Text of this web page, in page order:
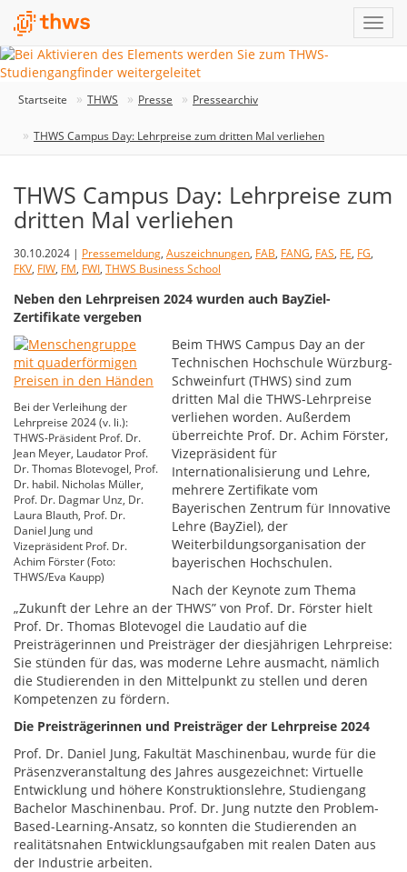
Startseite THWS Presse Pressearchiv
THWS Campus Day: Lehrpreise zum dritten Mal verliehen
THWS Campus Day: Lehrpreise zum
dritten Mal verliehen
30.10.2024 | Pressemeldung, Auszeichnungen, FAB, FANG, FAS, FE, FG,
FKV, FIW, FM, FWI, THWS Business School
Neben den Lehrpreisen 2024 wurden auch BayZiel-
Zertifikate vergeben
Bei der Verleihung der
Lehrpreise 2024 (v. li.):
THWS-Präsident Prof. Dr.
Jean Meyer, Laudator Prof.
Dr. Thomas Blotevogel, Prof.
Dr. habil. Nicholas Müller,
Prof. Dr. Dagmar Unz, Dr.
Laura Blauth, Prof. Dr.
Daniel Jung und
Vizepräsident Prof. Dr.
Achim Förster (Foto:
THWS/Eva Kaupp)
Beim THWS Campus Day an der
Technischen Hochschule Würzburg-
Schweinfurt (THWS) sind zum
dritten Mal die THWS-Lehrpreise
verliehen worden. Außerdem
überreichte Prof. Dr. Achim Förster,
Vizepräsident für
Internationalisierung und Lehre,
mehrere Zertifikate vom
Bayerischen Zentrum für Innovative
Lehre (BayZiel), der
Weiterbildungsorganisation der
bayerischen Hochschulen.
Nach der Keynote zum Thema
„Zukunft der Lehre an der THWS” von Prof. Dr. Förster hielt
Prof. Dr. Thomas Blotevogel die Laudatio auf die
Preisträgerinnen und Preisträger der diesjährigen Lehrpreise:
Sie stünden für das, was moderne Lehre ausmacht, nämlich
die Studierenden in den Mittelpunkt zu stellen und deren
Kompetenzen zu fördern.
Die Preisträgerinnen und Preisträger der Lehrpreise 2024
Prof. Dr. Daniel Jung, Fakultät Maschinenbau, wurde für die
Präsenzveranstaltung des Jahres ausgezeichnet: Virtuelle
Entwicklung und höhere Konstruktionslehre, Studiengang
Bachelor Maschinenbau. Prof. Dr. Jung nutzte den Problem-
Based-Learning-Ansatz, so konnten die Studierenden an
realitätsnahen Entwicklungsaufgaben mit realen Daten aus
der Industrie arbeiten.